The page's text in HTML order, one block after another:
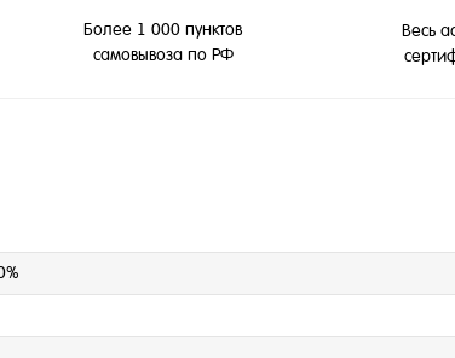
Более 1 000 пунктов
самовывоза по РФ
Весь